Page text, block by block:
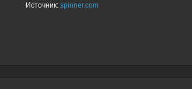
Источник:spinner.com